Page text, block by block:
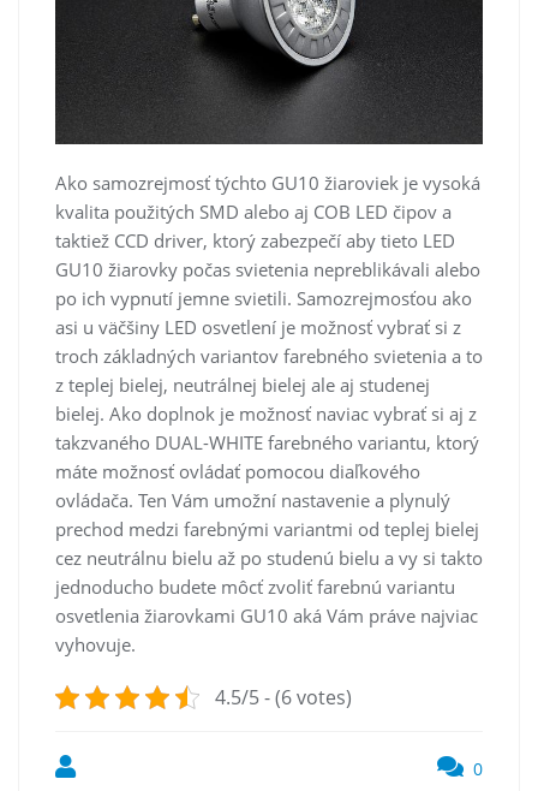
Ako samozrejmosť týchto GU10 žiaroviek je vysoká
kvalita použitých SMD alebo aj COB LED čipov a
taktiež CCD driver, ktorý zabezpečí aby tieto LED
GU10 žiarovky počas svietenia nepreblikávali alebo
po ich vypnutí jemne svietili. Samozrejmosťou ako
asi u väčšiny LED osvetlení je možnosť vybrať si z
troch základných variantov farebného svietenia a to
z teplej bielej, neutrálnej bielej ale aj studenej
bielej. Ako doplnok je možnosť naviac vybrať si aj z
takzvaného DUAL-WHITE farebného variantu, ktorý
máte možnosť ovládať pomocou diaľkového
ovládača. Ten Vám umožní nastavenie a plynulý
prechod medzi farebnými variantmi od teplej bielej
cez neutrálnu bielu až po studenú bielu a vy si takto
jednoducho budete môcť zvoliť farebnú variantu
osvetlenia žiarovkami GU10 aká Vám práve najviac
vyhovuje.
4.5/5 - (6 votes)
0